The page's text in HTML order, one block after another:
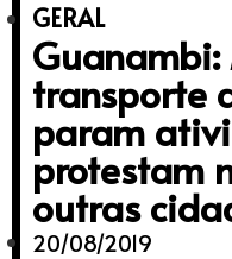
GERAL
transporte
param
protestam
outras
20/08/2019